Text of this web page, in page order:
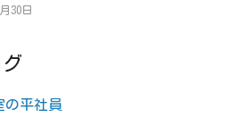
30日
の平社員